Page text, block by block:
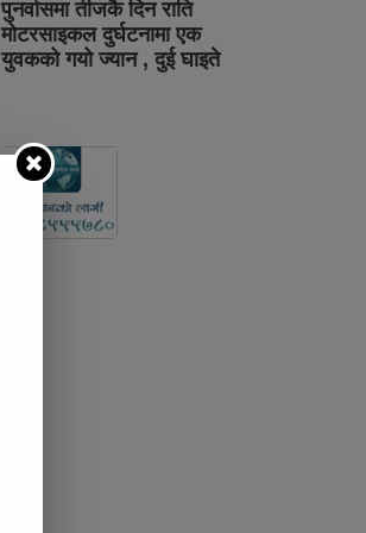
पुनर्वासमा तीजकै दिन राति
मोटरसाइकल दुर्घटनामा एक
युवकको गयो ज्यान , दुई घाइते